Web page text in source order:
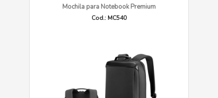
Mochila para Notebook Premium
Cod.: MC540